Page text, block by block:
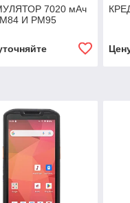
7020 мАч
И PM95